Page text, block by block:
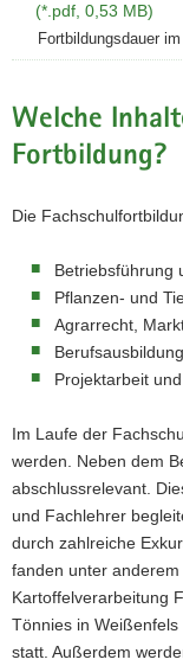
(*.pdf, 0,53 MB)
Fortbildungsdauer
Welche
Fortbildung?
Die
Betriebsführung
Pflanzen- und
Agrarrecht,
Projektarbeit
Im Laufe der
werden. Neben dem
abschlussrelevant.
und Fachlehrer
durch zahlreiche
fanden unter
Kartoffelverarbeitung
Tönnies in
statt. Außerdem